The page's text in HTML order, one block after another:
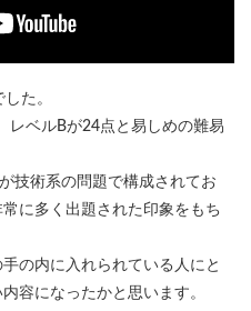
た。
レベルBが24点と易しめの難易
技術系の問題で構成されてお
に多く出題された印象をもち
の内に入れられている人にと
容になったかと思います。